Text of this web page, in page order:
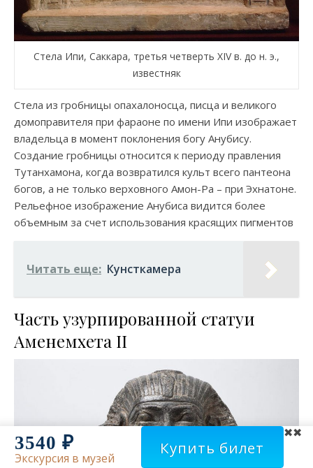
Стела Ипи, Саккара, третья четверть XIV в. до н. э.,
известняк
Стела из гробницы опахалоносца, писца и великого
домоправителя при фараоне по имени Ипи изображает
владельца в момент поклонения богу Анубису.
Создание гробницы относится к периоду правления
Тутанхамона, когда возвратился культ всего пантеона
богов, а не только верховного Амон-Ра ­– при Эхнатоне.
Рельефное изображение Анубиса видится более
объемным за счет использования красящих пигментов
Читать еще: Кунсткамера
Часть узурпированной статуи
Аменемхета II
✖
3540 ₽
Экскурсия в музей
Купить билет